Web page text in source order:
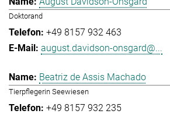
Doktorand
+49 8157 932 463
august.davidson-onsgard@...
Beatriz de Assis Machado
Tierpflegerin Seewiesen
+49 8157 932 235